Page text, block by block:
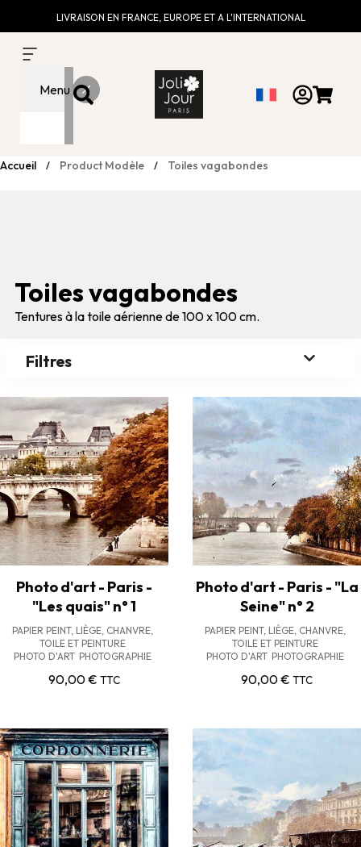
LIVRAISON EN FRANCE, EUROPE ET A L'INTERNATIONAL
Menu
Accueil / Product Modèle / Toiles vagabondes
Toiles vagabondes
Tentures à la toile aérienne de 100 x 100 cm.
Filtres
Photo d'art - Paris -
"Les quais" n° 1
PAPIER PEINT, LIÈGE, CHANVRE,
TOILE ET PEINTURE
PHOTO D'ART PHOTOGRAPHIE
90,00€ TTC
Photo d'art - Paris - "La
Seine" n° 2
PAPIER PEINT, LIÈGE, CHANVRE,
TOILE ET PEINTURE
PHOTO D'ART PHOTOGRAPHIE
90,00€ TTC